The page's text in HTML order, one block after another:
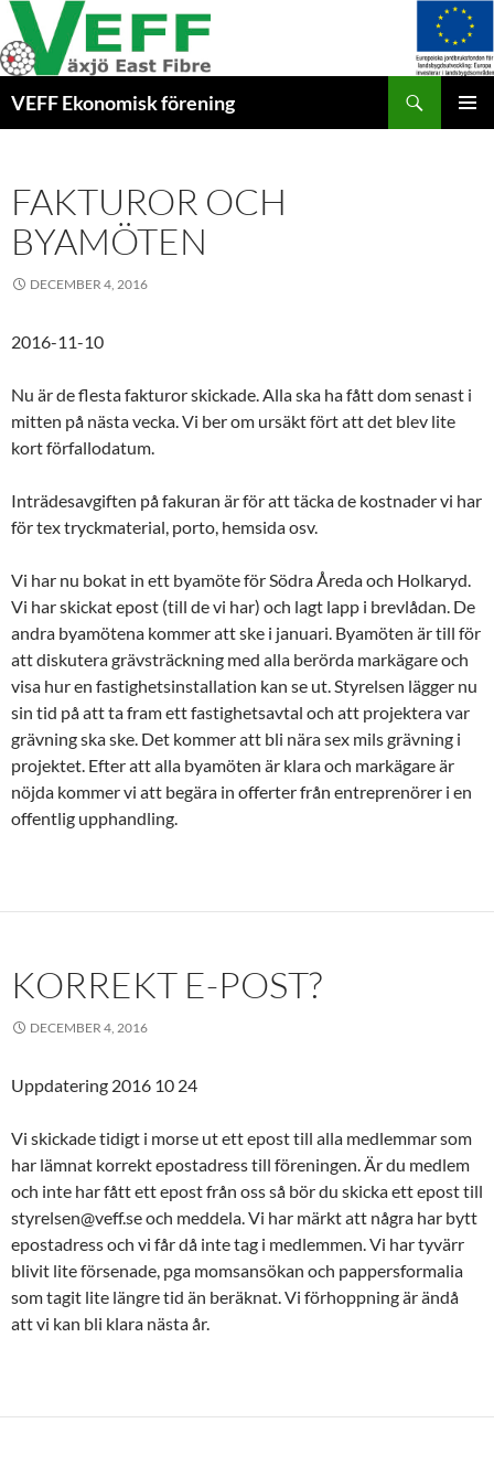
Hoppa
till
innehåll
VEFF Ekonomisk förening
FAKTUROR OCH
BYAMÖTEN
DECEMBER 4, 2016
2016-11-10
Nu är de flesta fakturor skickade. Alla ska ha fått dom senast i
mitten på nästa vecka. Vi ber om ursäkt fört att det blev lite
kort förfallodatum.
Inträdesavgiften på fakuran är för att täcka de kostnader vi har
för tex tryckmaterial, porto, hemsida osv.
Vi har nu bokat in ett byamöte för Södra Åreda och Holkaryd.
Vi har skickat epost (till de vi har) och lagt lapp i brevlådan. De
andra byamötena kommer att ske i januari. Byamöten är till för
att diskutera grävsträckning med alla berörda markägare och
visa hur en fastighetsinstallation kan se ut. Styrelsen lägger nu
sin tid på att ta fram ett fastighetsavtal och att projektera var
grävning ska ske. Det kommer att bli nära sex mils grävning i
projektet. Efter att alla byamöten är klara och markägare är
nöjda kommer vi att begära in offerter från entreprenörer i en
offentlig upphandling.
KORREKT E-POST?
DECEMBER 4, 2016
Uppdatering 2016 10 24
Vi skickade tidigt i morse ut ett epost till alla medlemmar som
har lämnat korrekt epostadress till föreningen. Är du medlem
och inte har fått ett epost från oss så bör du skicka ett epost till
styrelsen@veff.se och meddela. Vi har märkt att några har bytt
epostadress och vi får då inte tag i medlemmen. Vi har tyvärr
blivit lite försenade, pga momsansökan och pappersformalia
som tagit lite längre tid än beräknat. Vi förhoppning är ändå
att vi kan bli klara nästa år.